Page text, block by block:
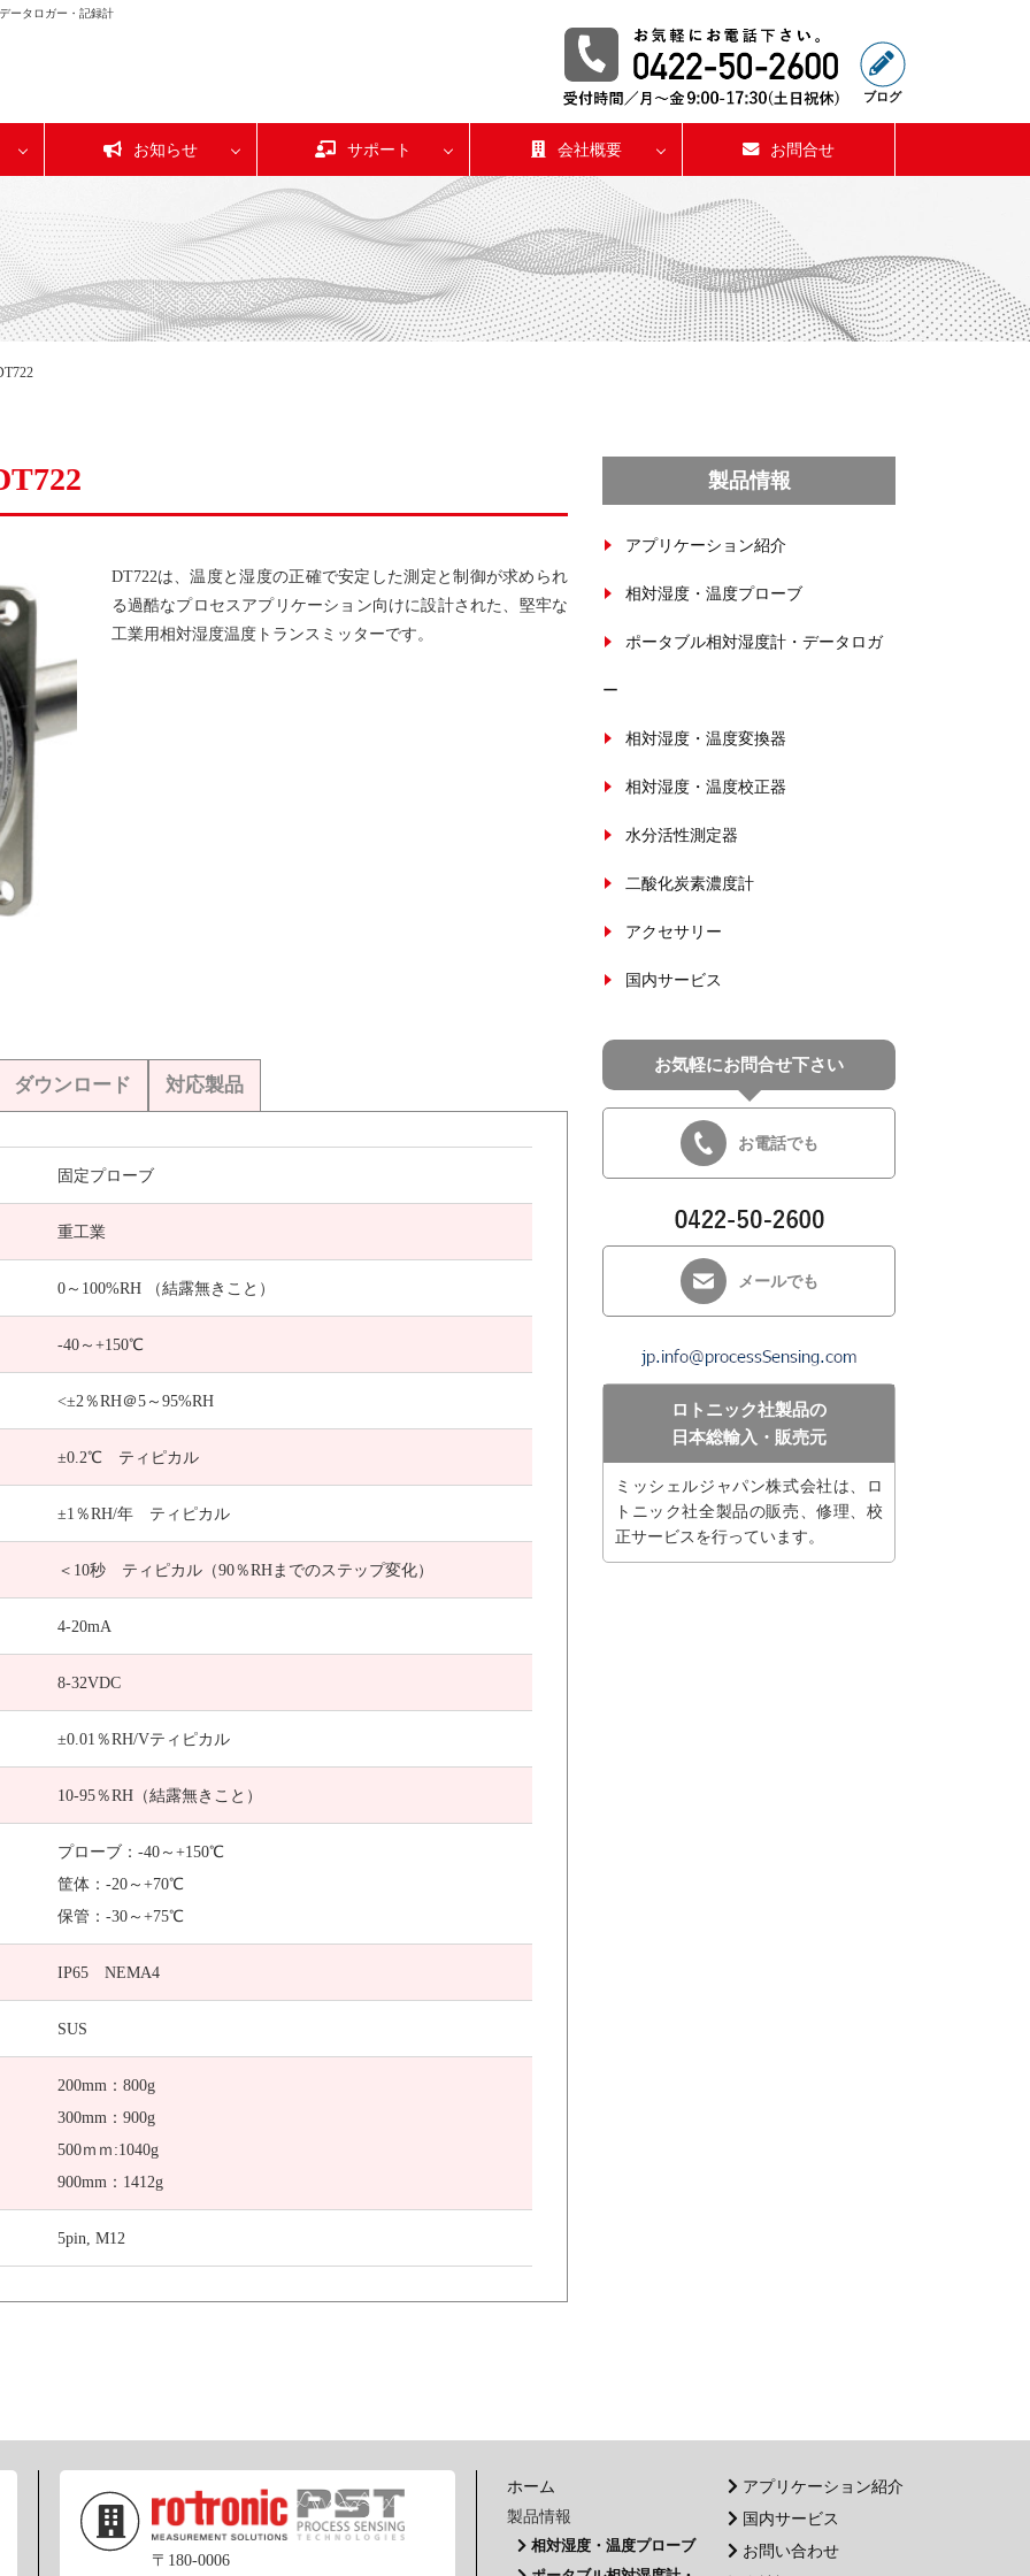
ータロガー・記録計
ブログ
お知らせ サポート 会社概要 お問合せ
DT722は、温度と湿度の正確で安定した測定と制御が求められ
る過酷なプロセスアプリケーション向けに設計された、堅牢な
工業用相対湿度温度トランスミッターです。
ダウンロード 対応製品
固定プローブ
重工業
0～100%RH （結露無きこと）
-40～+150℃
<±2％RH＠5～95%RH
±0.2℃ ティピカル
±1％RH/年 ティピカル
＜10秒 ティピカル（90％RHまでのステップ変化）
4-20mA
8-32VDC
±0.01％RH/Vティピカル
10-95％RH（結露無きこと）
プローブ：-40～+150℃
筐体：-20～+70℃
保管：-30～+75℃
IP65 NEMA4
SUS
200mm：800g
300mm：900g
500ｍｍ:1040g
900mm：1412g
5pin, M12
製品情報
アプリケーション紹介
相対湿度・温度プローブ
ポータブル相対湿度計・データロガ
ー
相対湿度・温度変換器
相対湿度・温度校正器
水分活性測定器
二酸化炭素濃度計
アクセサリー
国内サービス
お気軽にお問合せ下さい
お電話でも
メールでも
ロトニック社製品の
日本総輸入・販売元
ミッシェルジャパン株式会社は、ロ
トニック社全製品の販売、修理、校
正サービスを行っています。
〒180-0006
ホーム
製品情報
相対湿度・温度プローブ
アプリケーション紹介
国内サービス
お問い合わせ